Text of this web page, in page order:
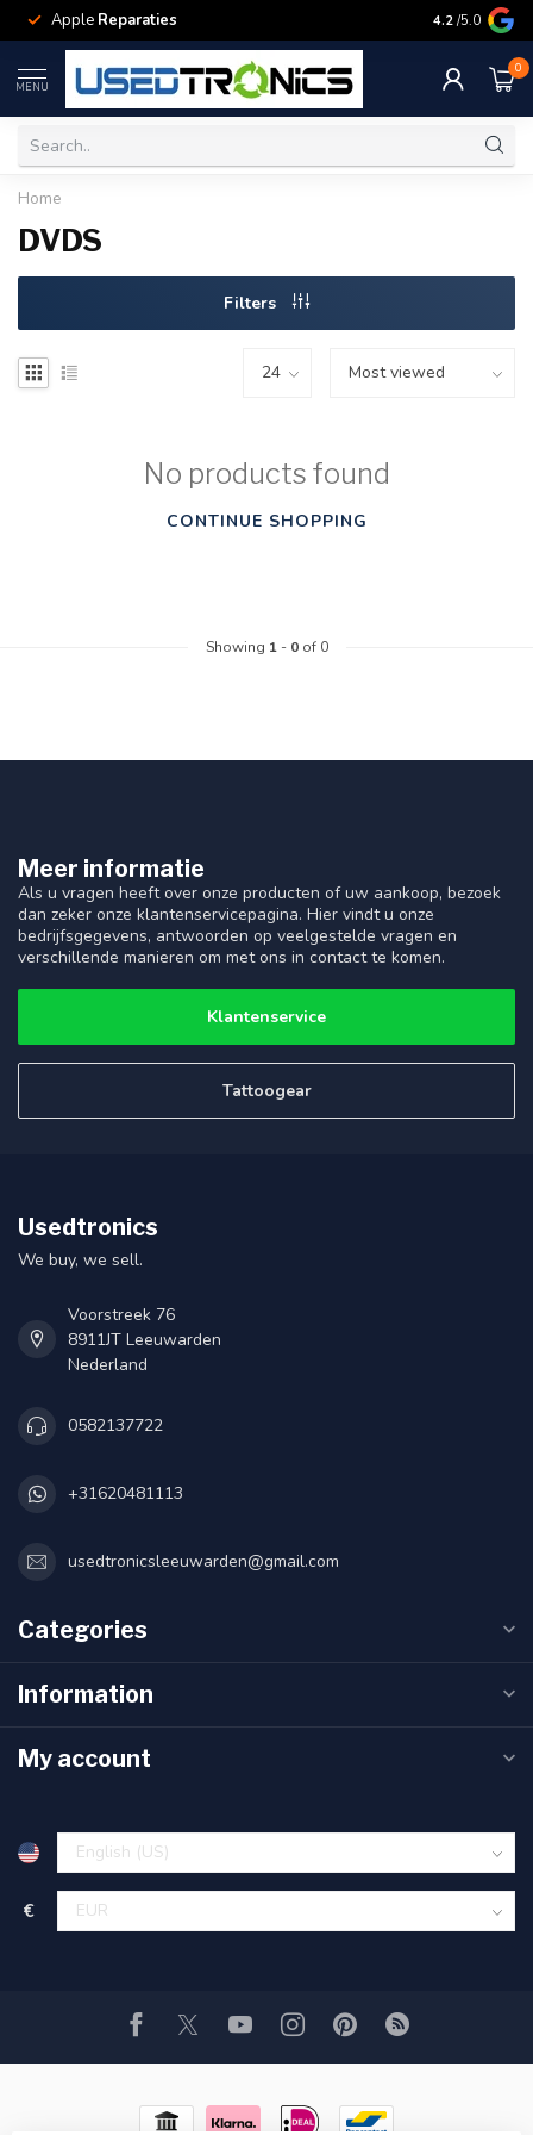
Apple Reparaties Samsung
4.2 /5.0
MENU
0
Home
DVDS
Filters
No products found
CONTINUE SHOPPING
Showing 1- 0of 0
Meer informatie
Als u vragen heeft over onze producten of uw aankoop, bezoek
dan zeker onze klantenservicepagina. Hier vindt u onze
bedrijfsgegevens, antwoorden op veelgestelde vragen en
verschillende manieren om met ons in contact te komen.
Klantenservice
Tattoogear
Usedtronics
We buy, we sell.
Voorstreek 76
8911JT Leeuwarden
Nederland
0582137722
+31620481113
usedtronicsleeuwarden@gmail.com
Categories
Information
My account
€